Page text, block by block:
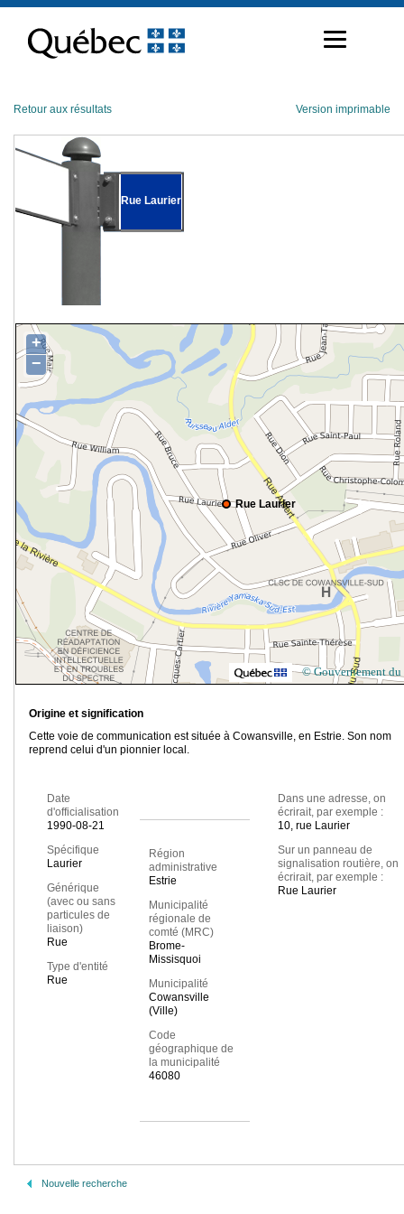
contenu
Retour aux résultats Version imprimable
Rue Laurier
Rue Laurier
+
−
© Gouvernement du
Origine et signification
Cette voie de communication est située à Cowansville, en Estrie. Son nom
reprend celui d'un pionnier local.
Date
d'officialisation
1990-08-21
Spécifique
Laurier
Générique
(avec ou sans
particules de
liaison)
Rue
Type d'entité
Rue
Région
administrative
Estrie
Municipalité
régionale de
comté (MRC)
Brome-
Missisquoi
Municipalité
Cowansville
(Ville)
Code
géographique de
la municipalité
46080
Dans une adresse, on
écrirait, par exemple :
10, rue Laurier
Sur un panneau de
signalisation routière, on
écrirait, par exemple :
Rue Laurier
Nouvelle recherche